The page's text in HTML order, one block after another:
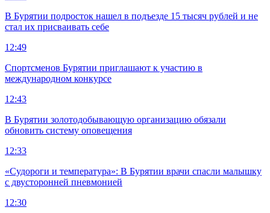
В Бурятии подросток нашел в подъезде 15 тысяч рублей и не
стал их присваивать себе
12:49
Спортсменов Бурятии приглашают к участию в
международном конкурсе
12:43
В Бурятии золотодобывающую организацию обязали
обновить систему оповещения
12:33
«Судороги и температура»: В Бурятии врачи спасли малышку
с двусторонней пневмонией
12:30